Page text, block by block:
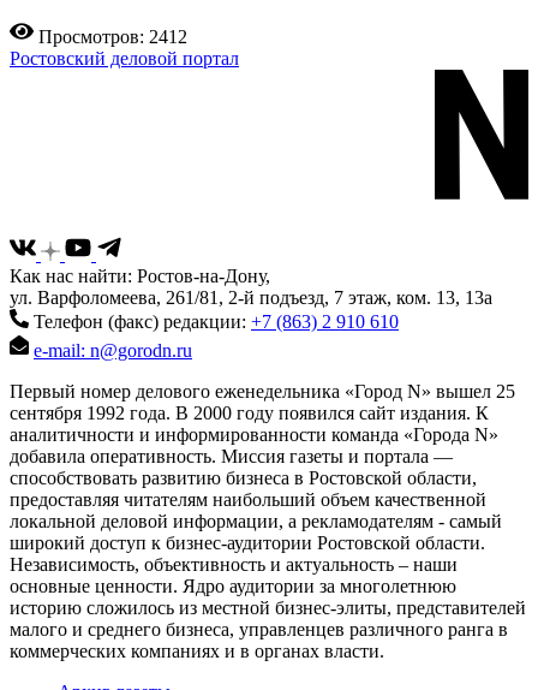
Просмотров: 2412
Ростовский деловой портал
Как нас найти: Ростов-на-Дону,
ул. Варфоломеева, 261/81, 2-й подъезд, 7 этаж, ком. 13, 13а
Телефон (факс) редакции: +7 (863) 2 910 610
e-mail: n@gorodn.ru
Первый номер делового еженедельника «Город N» вышел 25
сентября 1992 года. В 2000 году появился сайт издания. К
аналитичности и информированности команда «Города N»
добавила оперативность. Миссия газеты и портала —
способствовать развитию бизнеса в Ростовской области,
предоставляя читателям наибольший объем качественной
локальной деловой информации, а рекламодателям - самый
широкий доступ к бизнес-аудитории Ростовской области.
Независимость, объективность и актуальность – наши
основные ценности. Ядро аудитории за многолетнюю
историю сложилось из местной бизнес-элиты, представителей
малого и среднего бизнеса, управленцев различного ранга в
коммерческих компаниях и в органах власти.